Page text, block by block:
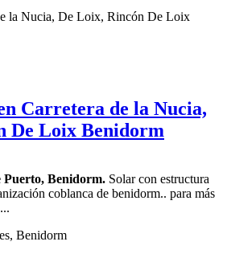
Carretera de la Nucia,
De Loix Benidorm
Puerto, Benidorm. Solar con estructura
coblanca de benidorm.. para más